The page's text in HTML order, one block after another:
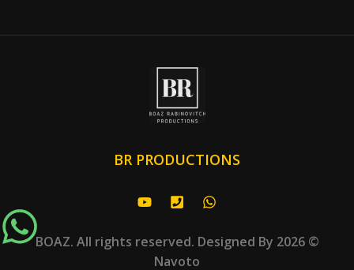
BR PRODUCTIONS
© 2026 BOAZ. All rights reserved. Designed By
Navoto